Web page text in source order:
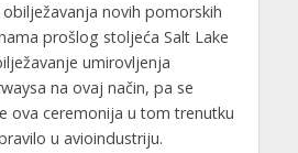
novih pomorskih
prošlog stoljeća Salt Lake
umirovljenja
na ovaj način, pa se
ova ceremonija u tom trenutku
u avioindustriju.